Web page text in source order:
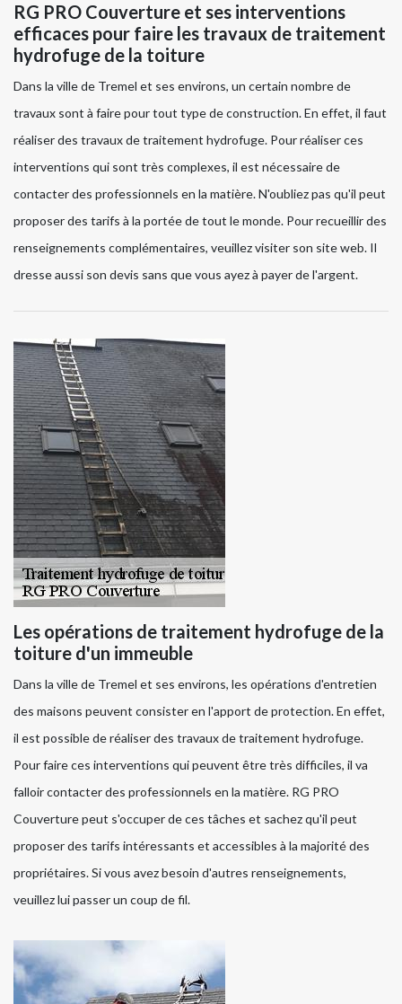
RG PRO Couverture et ses interventions
efficaces pour faire les travaux de traitement
hydrofuge de la toiture
Dans la ville de Tremel et ses environs, un certain nombre de
travaux sont à faire pour tout type de construction. En effet, il faut
réaliser des travaux de traitement hydrofuge. Pour réaliser ces
interventions qui sont très complexes, il est nécessaire de
contacter des professionnels en la matière. N'oubliez pas qu'il peut
proposer des tarifs à la portée de tout le monde. Pour recueillir des
renseignements complémentaires, veuillez visiter son site web. Il
dresse aussi son devis sans que vous ayez à payer de l'argent.
Les opérations de traitement hydrofuge de la
toiture d'un immeuble
Dans la ville de Tremel et ses environs, les opérations d'entretien
des maisons peuvent consister en l'apport de protection. En effet,
il est possible de réaliser des travaux de traitement hydrofuge.
Pour faire ces interventions qui peuvent être très difficiles, il va
falloir contacter des professionnels en la matière. RG PRO
Couverture peut s'occuper de ces tâches et sachez qu'il peut
proposer des tarifs intéressants et accessibles à la majorité des
propriétaires. Si vous avez besoin d'autres renseignements,
veuillez lui passer un coup de fil.